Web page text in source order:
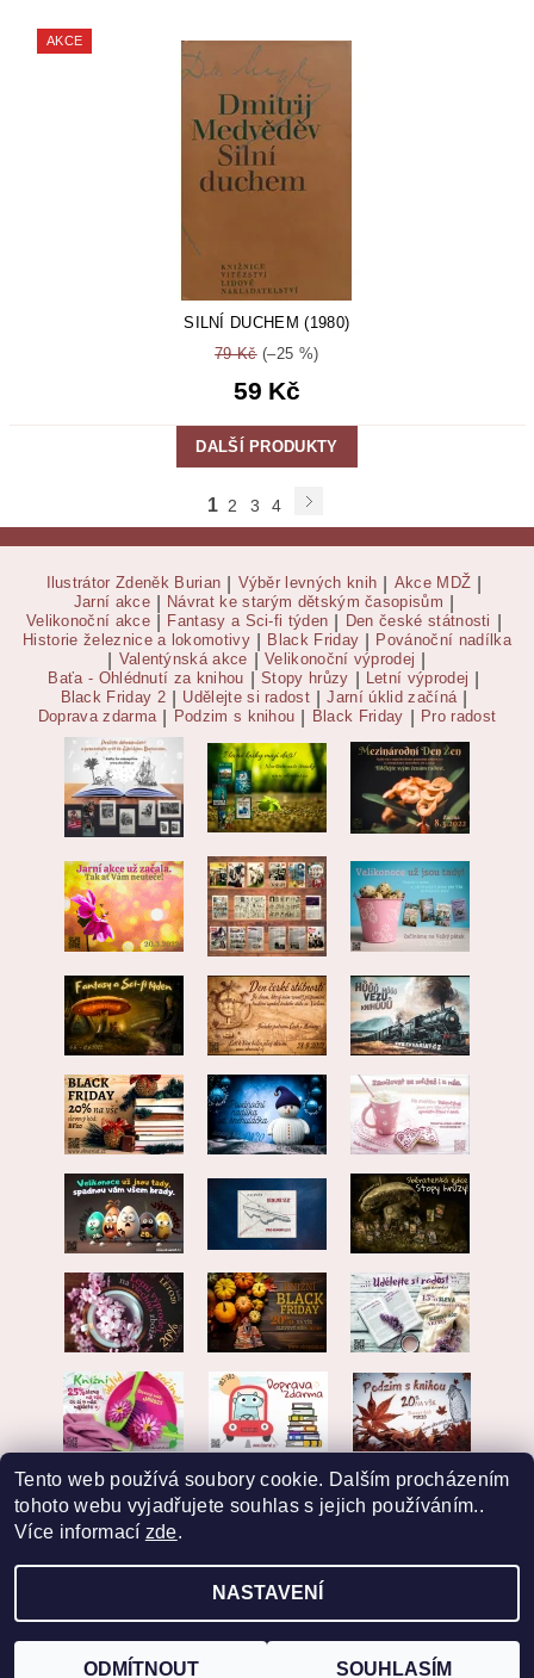
AKCE
SILNÍ DUCHEM (1980)
79 Kč(–25 %)
59 Kč
DALŠÍ PRODUKTY
1 2 3 4
Ilustrátor Zdeněk Burian Výběr levných knih Akce MDŽ
Jarní akce Návrat ke starým dětským časopisům
Velikonoční akce Fantasy a Sci-fi týden Den české státnosti
Historie železnice a lokomotivy Black Friday Povánoční nadílka
Valentýnská akce Velikonoční výprodej
Baťa - Ohlédnutí za knihou Stopy hrůzy Letní výprodej
Black Friday 2 Udělejte si radost Jarní úklid začíná
Doprava zdarma Podzim s knihou Black Friday Pro radost
2026 © EKVARIAT, všechna práva vyhrazena
Vytvořil Shoptet
Tento web používá soubory cookie. Dalším procházením
tohoto webu vyjadřujete souhlas s jejich používáním..
Více informací zde.
NASTAVENÍ
ODMÍTNOUT SOUHLASÍM